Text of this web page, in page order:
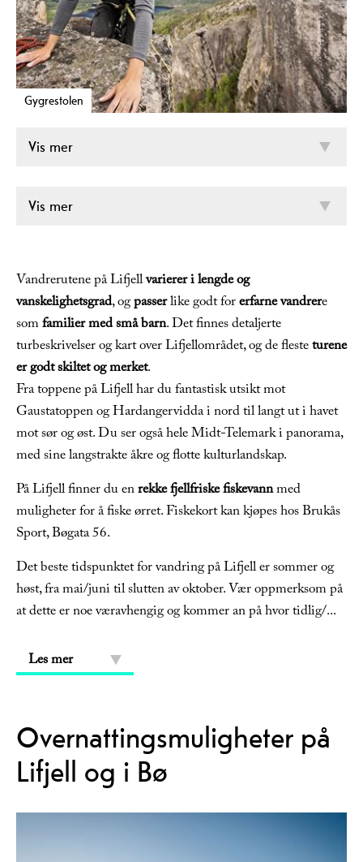
Gygrestolen
Vis mer
Vis mer
Vandrerutene på Lifjellvarierer i lengde og
vanskelighetsgrad, ogpasserlike godt forerfarne vandrere
somfamilier med små barn. Det finnes detaljerte
turbeskrivelser og kart over Lifjellområdet, og de flesteturene
er godt skiltet og merket.
Fra toppene på Lifjell har du fantastisk utsikt mot
Gaustatoppen og Hardangervidda i nord til langt ut i havet
mot sør og øst. Du ser også hele Midt-Telemark i panorama,
med sine langstrakte åkre og flotte kulturlandskap.
På Lifjell finner du enrekke fjellfriske fiskevannmed
muligheter for å fiske ørret. Fiskekort kan kjøpes hos Brukås
Sport, Bøgata 56.
Det beste tidspunktet for vandring på Lifjell er sommer og
høst, fra mai/juni til slutten av oktober. Vær oppmerksom på
at dette er noe væravhengig og kommer an på hvor tidlig/...
Les mer
Overnattingsmuligheter på
Lifjell og i Bø